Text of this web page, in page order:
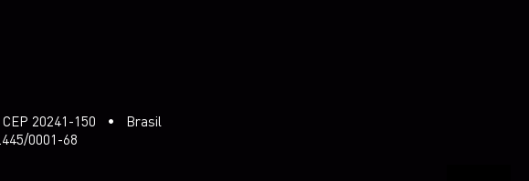
- CEP 20241-150 • Brasil
0001-68